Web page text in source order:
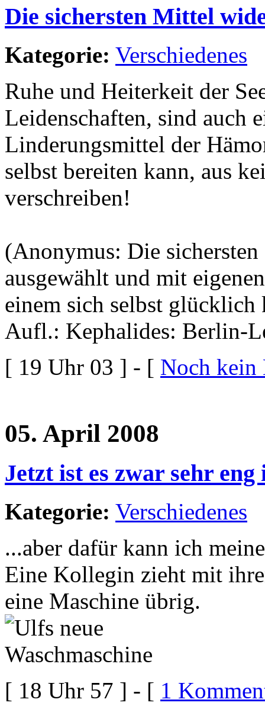
Die sichersten Mittel
Kategorie: Verschiedenes
Ruhe und Heiterkeit der
Leidenschaften, sind auch
Linderungsmittel der
selbst bereiten kann, aus
verschreiben!
(Anonymus: Die
ausgewählt und mit
einem sich selbst
Aufl.: Kephalides: Berlin-
[ 19 Uhr 03 ] - [ Noch kein
05. April 2008
Jetzt ist es zwar sehr eng
Kategorie: Verschiedenes
...aber dafür kann ich
Eine Kollegin zieht mit
eine Maschine übrig.
[ 18 Uhr 57 ] - [ 1